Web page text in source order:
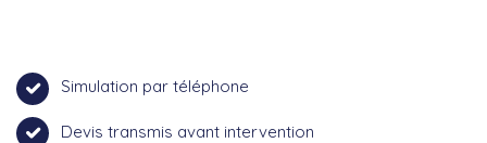
Simulation par téléphone
Devis transmis avant intervention